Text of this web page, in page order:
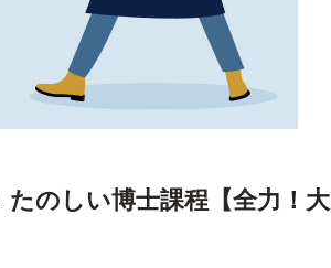
のしい博士課程【全力！大